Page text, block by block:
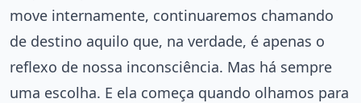
move internamente, continuaremos chamando
de destino aquilo que, na verdade, é apenas o
reflexo de nossa inconsciência. Mas há sempre
uma escolha. E ela começa quando olhamos para